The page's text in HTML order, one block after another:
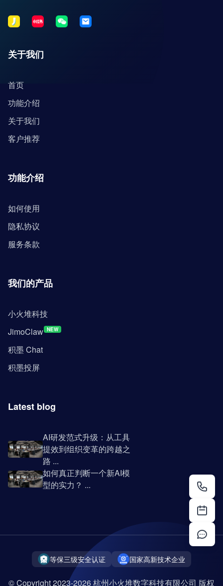
关于我们
首页
功能介绍
关于我们
客户推荐
功能介绍
如何使用
隐私协议
服务条款
我们的产品
小火堆科技
JimoClaw NEW
积墨 Chat
积墨投屏
Latest blog
AI研发范式升级：从工具
提效到组织变革的跨越之
路 ...
如何真正判断一个新AI模
型的实力？ ...
等保三级安全认证 国家高新技术企业
© Copyright 2023-2026 杭州小火堆数字科技有限公司 版权